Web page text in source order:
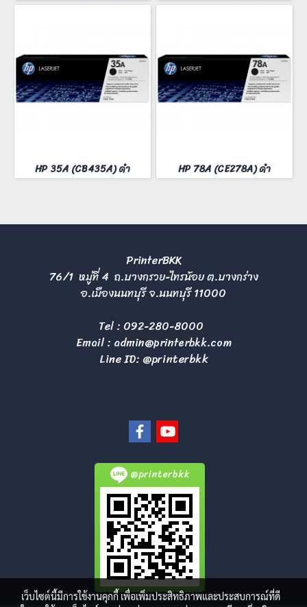
HP 35A (CB435A) ดำ HP 78A (CE278A) ดำ
PrinterBKK
76/1 หมู่ที่ 4 ถ.บางกรวย-ไทรน้อย ต.บางกร่าง
อ.เมืองนนทบุรี จ.นนทบุรี 11000
Tel : 092-280-8000
Email : admin@printerbkk.com
Line ID: @printerbkk
@printerbkk
เว็บไซต์นี้มีการใช้งานคุกกี้ เพื่อเพิ่มประสิทธิภาพและประสบการณ์ที่ดี